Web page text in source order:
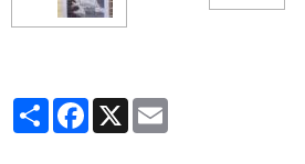
PartagerFacebook
X